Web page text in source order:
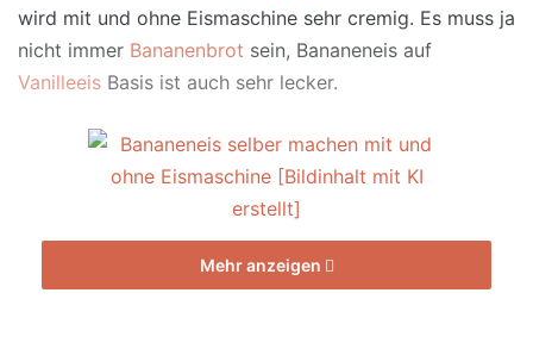
wird mit und ohne Eismaschine sehr cremig. Es muss ja
nicht immer Bananenbrot sein, Bananeneis auf
Vanilleeis Basis ist auch sehr lecker.
Bananeneis selber machen mit und ohne
Mehr anzeigen